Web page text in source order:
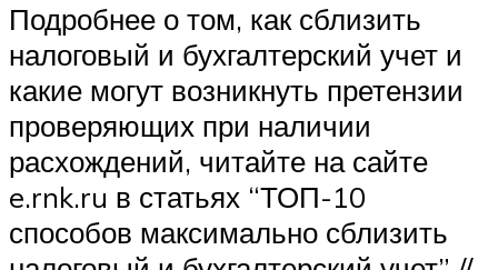
Подробнее о том, как сблизить
налоговый и бухгалтерский учет и
какие могут возникнуть претензии
проверяющих при наличии
расхождений, читайте на сайте
e.rnk.ru в статьях “ТОП-10
способов максимально сблизить